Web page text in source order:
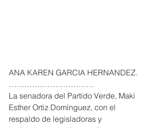
ANA KAREN GARCIA HERNANDEZ.
……………………………
La senadora del Partido Verde, Maki
Esther Ortiz Domínguez, con el
respaldo de legisladoras y